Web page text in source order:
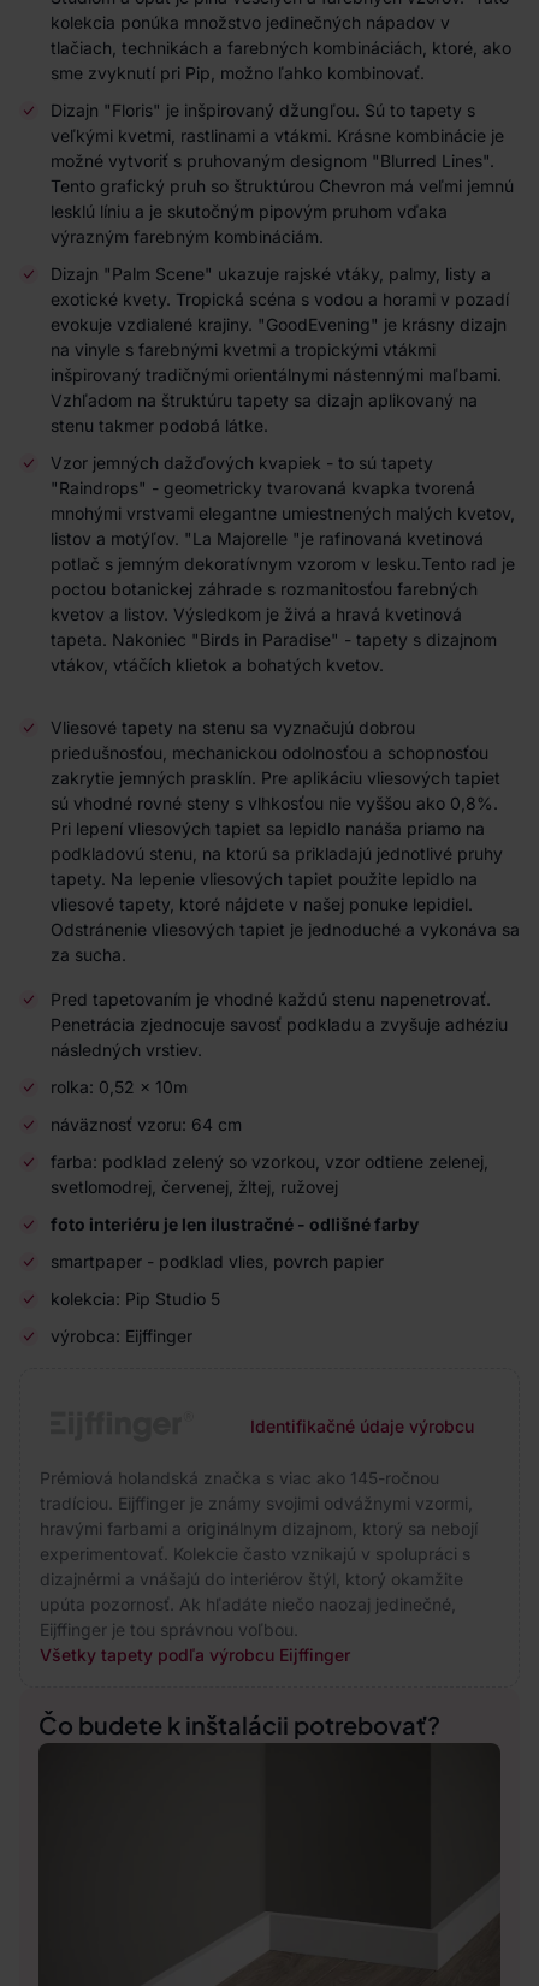
kolekcia ponúka množstvo jedinečných nápadov v
tlačiach , technikách a farebných kombináciách, ktoré, ako
sme zvyknutí pri Pip, možno ľahko kombinovať.
Dizajn "Floris" je inšpirovaný džungľou. Sú to tapety s
veľkými kvetmi, rastlinami a vtákmi. Krásne kombinácie je
možné vytvoriť s pruhovaným designom "Blurred Lines".
Tento grafický pruh so štruktúrou Chevron má veľmi jemnú
lesklú líniu a je skutočným pipovým pruhom vďaka
výrazným farebným kombináciám.
Dizajn "Palm Scene" ukazuje rajské vtáky, palmy, listy a
exotické kvety. Tropická scéna s vodou a horami v pozadí
evokuje vzdialené krajiny. "GoodEvening" je krásny dizajn
na vinyle s farebnými kvetmi a tropickými vtákmi
inšpirovaný tradičnými orientálnymi nástennými maľbami.
Vzhľadom na štruktúru tapety sa dizajn aplikovaný na
stenu takmer podobá látke.
Vzor jemných dažďových kvapiek - to sú tapety
"Raindrops" - geometricky tvarovaná kvapka tvorená
mnohými vrstvami elegantne umiestnených malých kvetov,
listov a motýľov. "La Majorelle "je rafinovaná kvetinová
potlač s jemným dekoratívnym vzorom v lesku.Tento rad je
poctou botanickej záhrade s rozmanitosťou farebných
kvetov a listov. Výsledkom je živá a hravá kvetinová
tapeta. Nakoniec "Birds in Paradise" - tapety s dizajnom
vtákov, vtáčích klietok a bohatých kvetov.
Vliesové tapety na stenu sa vyznačujú dobrou
priedušnosťou, mechanickou odolnosťou a schopnosťou
zakrytie jemných prasklín. Pre aplikáciu vliesových tapiet
sú vhodné rovné steny s vlhkosťou nie vyššou ako 0,8%.
Pri lepení vliesových tapiet sa lepidlo nanáša priamo na
podkladovú stenu, na ktorú sa prikladajú jednotlivé pruhy
tapety. Na lepenie vliesových tapiet použite lepidlo na
vliesové tapety, ktoré nájdete v našej ponuke lepidiel.
Odstránenie vliesových tapiet je jednoduché a vykonáva sa
za sucha.
Pred tapetovaním je vhodné každú stenu napenetrovať.
Penetrácia zjednocuje savosť podkladu a zvyšuje adhéziu
následných vrstiev.
rolka: 0,52 x 10m
náväznosť vzoru: 64 cm
farba: podklad zelený so vzorkou, vzor odtiene zelenej,
svetlomodrej, červenej, žltej, ružovej
foto interiéru je len ilustračné - odlišné farby
smartpaper - podklad vlies, povrch papier
kolekcia: Pip Studio 5
výrobca: Eijffinger
Identifikačné údaje výrobcu
Prémiová holandská značka s viac ako 145-ročnou
tradíciou. Eijffinger je známy svojimi odvážnymi vzormi,
hravými farbami a originálnym dizajnom, ktorý sa nebojí
experimentovať. Kolekcie často vznikajú v spolupráci s
dizajnérmi a vnášajú do interiérov štýl, ktorý okamžite
upúta pozornosť. Ak hľadáte niečo naozaj jedinečné,
Eijffinger je tou správnou voľbou.
Všetky tapety podľa výrobcu Eijffinger
Čo budete k inštalácii potrebovať?